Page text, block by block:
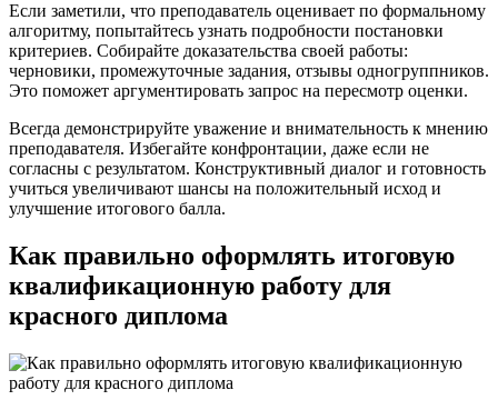
Если заметили, что преподаватель оценивает по формальному
алгоритму, попытайтесь узнать подробности постановки
критериев. Собирайте доказательства своей работы:
черновики, промежуточные задания, отзывы одногруппников.
Это поможет аргументировать запрос на пересмотр оценки.
Всегда демонстрируйте уважение и внимательность к мнению
преподавателя. Избегайте конфронтации, даже если не
согласны с результатом. Конструктивный диалог и готовность
учиться увеличивают шансы на положительный исход и
улучшение итогового балла.
Как правильно оформлять итоговую
квалификационную работу для
красного диплома